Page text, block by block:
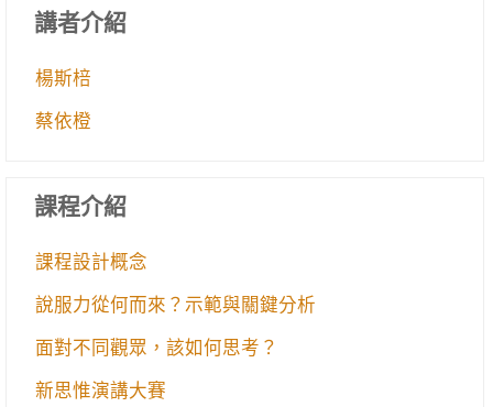
講者介紹
楊斯棓
蔡依橙
課程介紹
課程設計概念
說服力從何而來？示範與關鍵分析
面對不同觀眾，該如何思考？
新思惟演講大賽